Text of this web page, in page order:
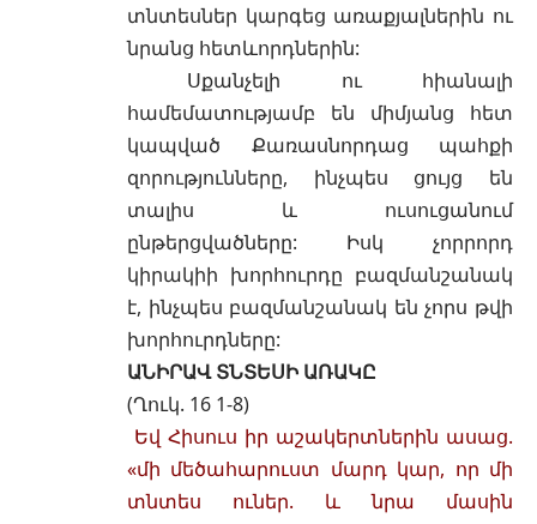
տնտեսներ կարգեց առաքյալներին ու
նրանց հետևորդներին:
Սքանչելի ու հիանալի
համեմատությամբ են միմյանց հետ
կապված Քառասնորդաց պահքի
զորությունները, ինչպես ցույց են
տալիս և ուսուցանում
ընթերցվածները: Իսկ չորրորդ
կիրակիի խորհուրդը բազմանշանակ
է, ինչպես բազմանշանակ են չորս թվի
խորհուրդները:
ԱՆԻՐԱՎ ՏՆՏԵՍԻ ԱՌԱԿԸ
(Ղուկ. 16 1-8)
Եվ Հիսուս իր աշակերտներին ասաց.
«մի մեծահարուստ մարդ կար, որ մի
տնտես ուներ. և նրա մասին